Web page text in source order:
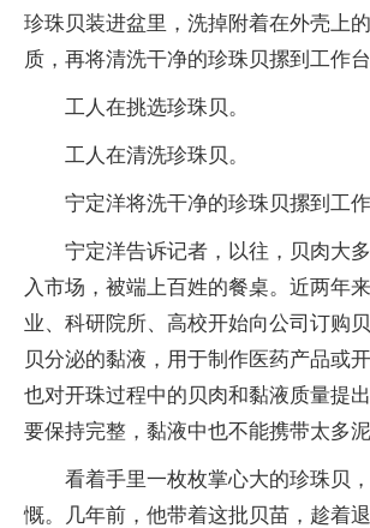
珍珠贝装进盆里，洗掉附着在外壳上
质，再将清洗干净的珍珠贝摞到工作台
工人在挑选珍珠贝。
工人在清洗珍珠贝。
宁定洋将洗干净的珍珠贝摞到工作
宁定洋告诉记者，以往，贝肉大
入市场，被端上百姓的餐桌。近两年
业、科研院所、高校开始向公司订购
贝分泌的黏液，用于制作医药产品或
也对开珠过程中的贝肉和黏液质量提
要保持完整，黏液中也不能携带太多泥
看着手里一枚枚掌心大的珍珠贝
慨。几年前，他带着这批贝苗，趁着